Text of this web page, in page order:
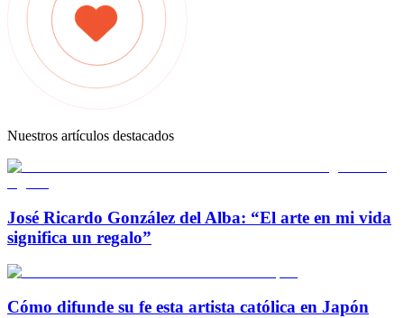
Nuestros artículos destacados
José Ricardo González del Alba: “El arte en mi vida
significa un regalo”
Cómo difunde su fe esta artista católica en Japón